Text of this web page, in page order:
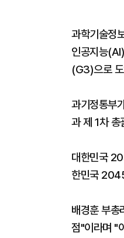
과학기술정
인공지능
(G3)으로
과기정통부
과 제 1차 총
대한민국
한민국
배경훈 부총
점"이라며 "